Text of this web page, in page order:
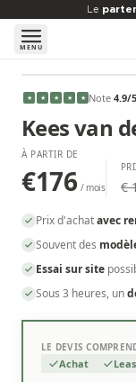
Aller au contenu
Le
MENU
À PARTIR DE
€176
★ ★ ★ ★ ★ Note 4.9/5
Kees van
À PARTIR DE
€176 / mois €
Prix d'achatavec
Souvent des
Essai sur site
Sous 3 heures, un
LE DEVIS
Achat